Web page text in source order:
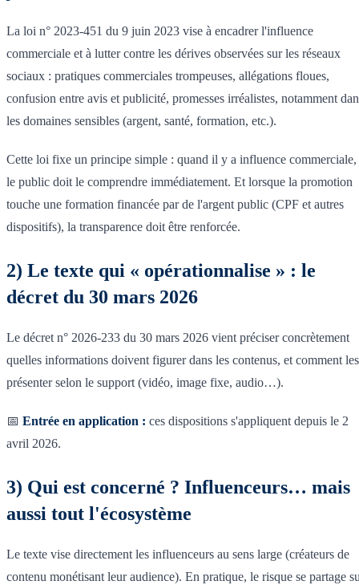
La loi n° 2023-451 du 9 juin 2023 vise à encadrer l'influence
commerciale et à lutter contre les dérives observées sur les réseaux
sociaux : pratiques commerciales trompeuses, allégations floues,
confusion entre avis et publicité, promesses irréalistes, notamment
les domaines sensibles (argent, santé, formation, etc.).
Cette loi fixe un principe simple : quand il y a influence commerciale,
le public doit le comprendre immédiatement. Et lorsque la promotion
touche une formation financée par de l'argent public (CPF et autres
dispositifs), la transparence doit être renforcée.
2) Le texte qui « opérationnalise » : le
décret du 30 mars 2026
Le décret n° 2026-233 du 30 mars 2026 vient préciser concrètement
quelles informations doivent figurer dans les contenus, et comment les
présenter selon le support (vidéo, image fixe, audio…).
📅 Entrée en application : ces dispositions s'appliquent depuis le 2
avril 2026.
3) Qui est concerné ? Influenceurs… mais
aussi tout l'écosystème
Le texte vise directement les influenceurs au sens large (créateurs de
contenu monétisant leur audience). En pratique, le risque se partage